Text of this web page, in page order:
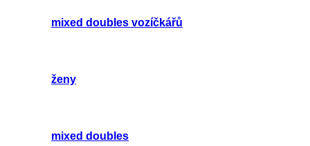
mixed doubles vozíčkářů
ženy
mixed doubles